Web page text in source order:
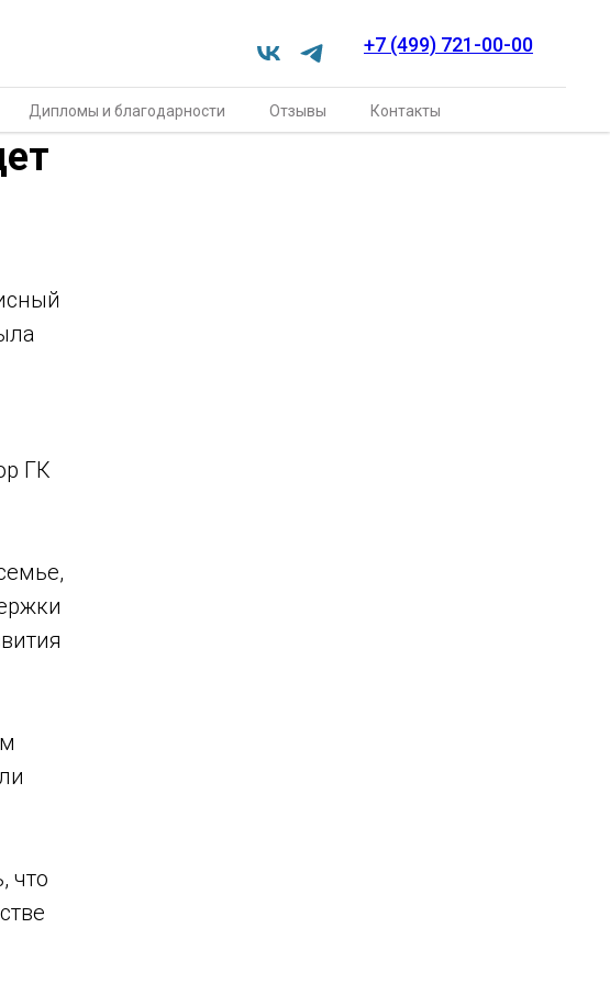
+7 (499) 721-00-00
Дипломы и благодарности Отзывы Контакты
ГК
что